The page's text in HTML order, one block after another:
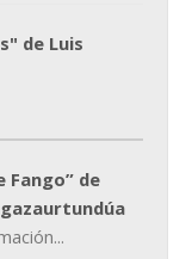
de Luis
Fango” de